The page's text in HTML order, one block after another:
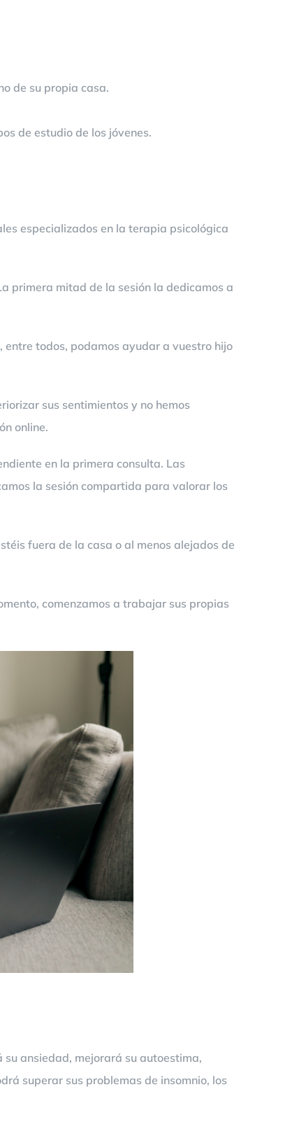
de su propia casa.
de estudio de los jóvenes.
especializados en la terapia psicológica
primera mitad de la sesión la dedicamos a
todos, podamos ayudar a vuestro hijo
sus sentimientos y no hemos
online.
en la primera consulta. Las
la sesión compartida para valorar los
fuera de la casa o al menos alejados de
comenzamos a trabajar sus propias
ansiedad, mejorará su autoestima,
superar sus problemas de insomnio, los